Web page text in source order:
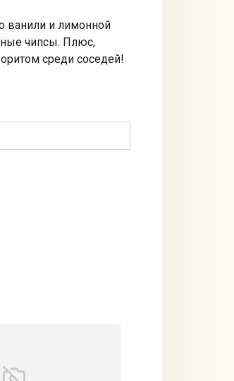
ванили и лимонной
чипсы. Плюс,
среди соседей!